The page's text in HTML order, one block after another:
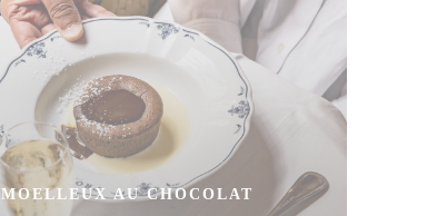
MOELLEUX AU CHOCOLAT